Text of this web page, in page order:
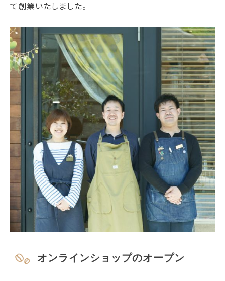
て創業いたしました。
オンラインショップのオープン